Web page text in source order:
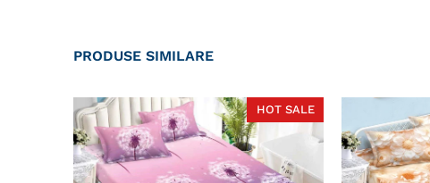
PRODUSE SIMILARE
HOT SALE